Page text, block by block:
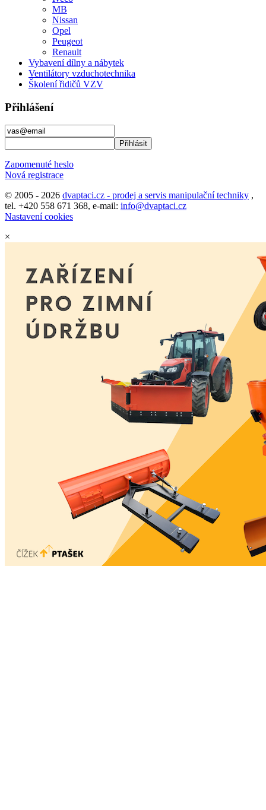
MB
Nissan
Opel
Peugeot
Renault
Vybavení dílny a nábytek
Ventilátory vzduchotechnika
Školení řidičů VZV
Přihlášení
Zapomenuté heslo
Nová registrace
© 2005 - 2026 dvaptaci.cz - prodej a servis manipulační techniky ,
tel. +420 558 671 368, e-mail: info@dvaptaci.cz
Nastavení cookies
×